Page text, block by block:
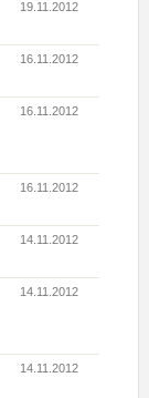
19.11.2012
16.11.2012
16.11.2012
16.11.2012
14.11.2012
14.11.2012
14.11.2012